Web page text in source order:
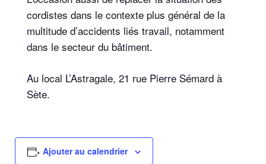
cordistes dans le contexte plus général de la
multitude d’accidents liés travail, notamment
dans le secteur du bâtiment.
Au local L’Astragale, 21 rue Pierre Sémard à
Sète.
Ajouter au calendrier